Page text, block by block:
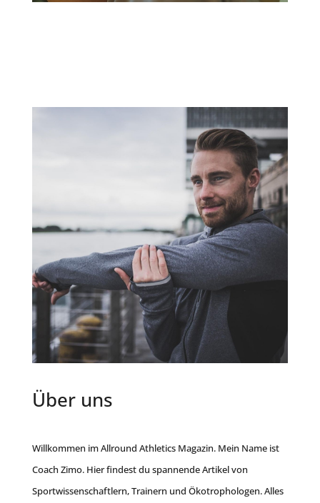
Über uns
Willkommen im Allround Athletics Magazin. Mein Name ist
Coach Zimo. Hier findest du spannende Artikel von
Sportwissenschaftlern, Trainern und Ökotrophologen. Alles